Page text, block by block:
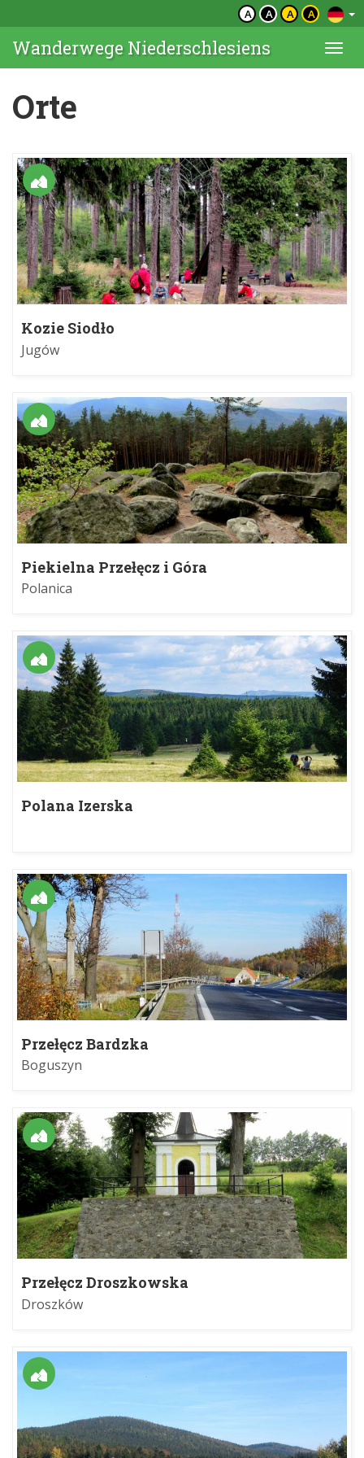
A A A A
Wanderwege Niederschlesiens
Orte
Kozie Siodło
Jugów
Piekielna Przełęcz i Góra
Polanica
Polana Izerska
Przełęcz Bardzka
Boguszyn
Przełęcz Droszkowska
Droszków